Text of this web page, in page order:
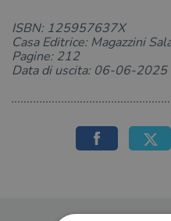
ISBN: 125957637X
Casa Editrice: Magazzini
Pagine: 212
Data di uscita: 06-06-2025